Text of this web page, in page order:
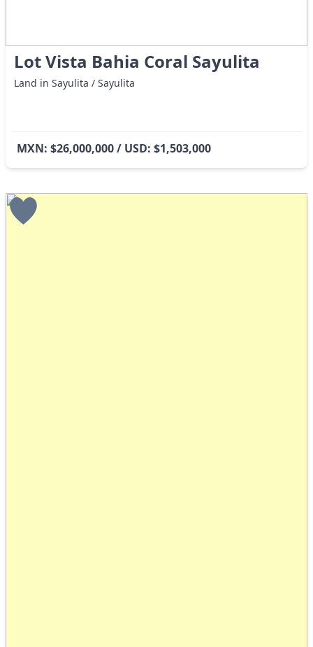
Lot Vista Bahia Coral Sayulita
Land in Sayulita / Sayulita
MXN: $26,000,000 / USD: $1,503,000